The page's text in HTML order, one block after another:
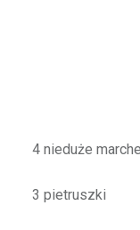
4 nieduże
3 pietruszki